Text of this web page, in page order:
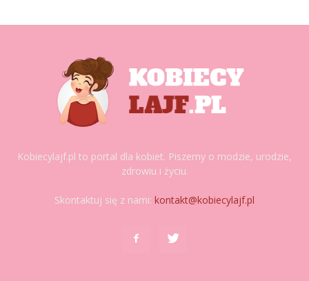
Kobiecylajf.pl to portal dla kobiet. Piszemy o modzie, urodzie,
zdrowiu i życiu.
Skontaktuj się z nami: kontakt@kobiecylajf.pl